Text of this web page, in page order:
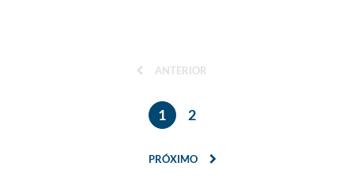
ANTERIOR
1 2
PRÓXIMO